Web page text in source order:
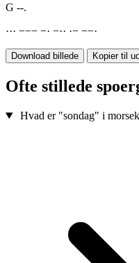
G --.
··· −−− −· −·· ·− −−·
Download billede Kopier til
Ofte stillede
Hvad er "sondag" i